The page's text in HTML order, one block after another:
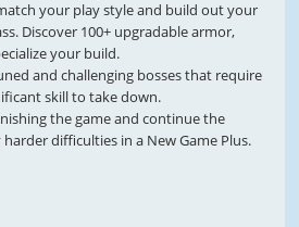
your play style and build out your
Discover 100+ upgradable armor,
your build.
and challenging bosses that require
skill to take down.
the game and continue the
difficulties in a New Game Plus.